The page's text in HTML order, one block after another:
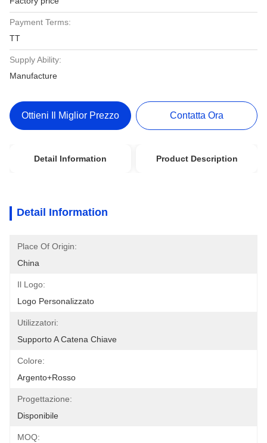
Payment Terms:
TT
Supply Ability:
Manufacture
Ottieni Il Miglior Prezzo Contatta Ora
Detail Information Product Description
Detail Information
Place Of Origin:
China
Il Logo:
Logo Personalizzato
Utilizzatori:
Supporto A Catena Chiave
Colore:
Argento+rosso
Progettazione:
Disponibile
MOQ: